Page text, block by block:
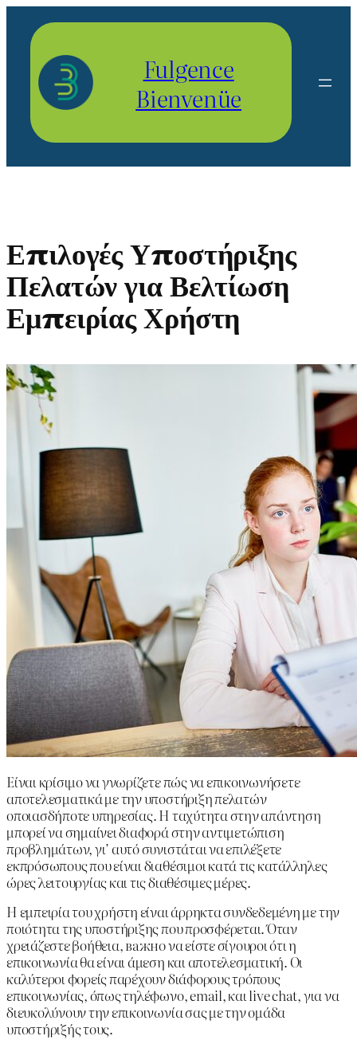
contenu
Fulgence
Bienvenüe
Επιλογές Υποστήριξης
Πελατών για Βελτίωση
Εμπειρίας Χρήστη
Είναι κρίσιμο να γνωρίζετε πώς να επικοινωνήσετε
αποτελεσματικά με την υποστήριξη πελατών
οποιασδήποτε υπηρεσίας. Η ταχύτητα στην απάντηση
μπορεί να σημαίνει διαφορά στην αντιμετώπιση
προβλημάτων, γι’ αυτό συνιστάται να επιλέξετε
εκπρόσωπους που είναι διαθέσιμοι κατά τις κατάλληλες
ώρες λειτουργίας και τις διαθέσιμες μέρες.
Η εμπειρία του χρήστη είναι άρρηκτα συνδεδεμένη με την
ποιότητα της υποστήριξης που προσφέρεται. Όταν
χρειάζεστε βοήθεια, важно να είστε σίγουροι ότι η
επικοινωνία θα είναι άμεση και αποτελεσματική. Οι
καλύτεροι φορείς παρέχουν διάφορους τρόπους
επικοινωνίας, όπως τηλέφωνο, email, και live chat, για να
διευκολύνουν την επικοινωνία σας με την ομάδα
υποστήριξής τους.